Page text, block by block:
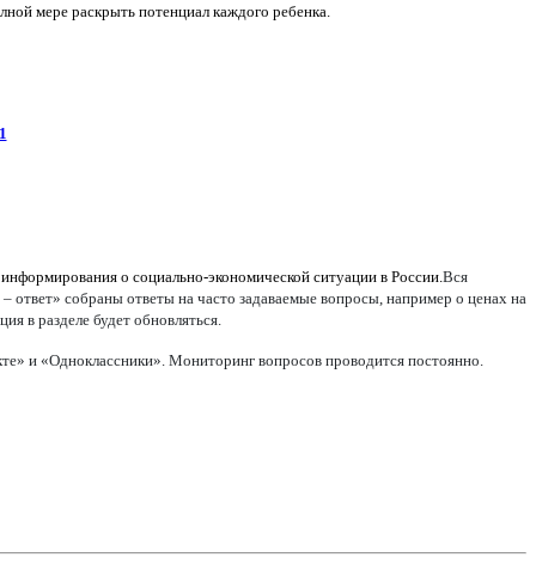
мере раскрыть потенциал каждого ребенка.
о социально-экономической ситуации в России. Вся
ответ» собраны ответы на часто задаваемые вопросы, например о ценах на
в разделе будет обновляться.
и «Одноклассники». Мониторинг вопросов проводится постоянно.